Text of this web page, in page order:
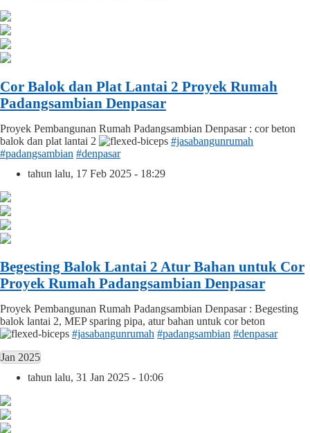
Cor Balok dan Plat Lantai 2 Proyek Rumah
Padangsambian Denpasar
Proyek Pembangunan Rumah Padangsambian Denpasar : cor beton
balok dan plat lantai 2
#jasabangunrumah
#padangsambian #denpasar
tahun lalu, 17 Feb 2025 - 18:29
Begesting Balok Lantai 2 Atur Bahan untuk Cor
Proyek Rumah Padangsambian Denpasar
Proyek Pembangunan Rumah Padangsambian Denpasar : Begesting
balok lantai 2, MEP sparing pipa, atur bahan untuk cor beton
#jasabangunrumah #padangsambian #denpasar
Jan 2025
tahun lalu, 31 Jan 2025 - 10:06